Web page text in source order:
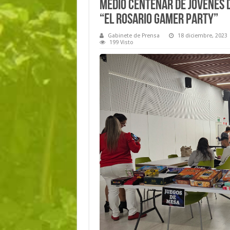
Medio centenar de
“El Rosario Gamer Party”
Gabinete de Prensa 18 diciembre, 2023
199 Visto